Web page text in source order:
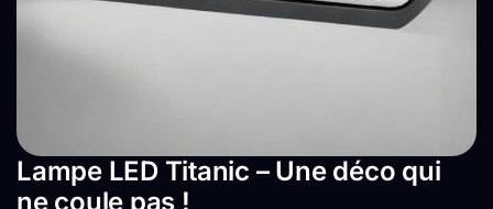
Lampe LED Titanic – Une déco qui
ne coule pas !